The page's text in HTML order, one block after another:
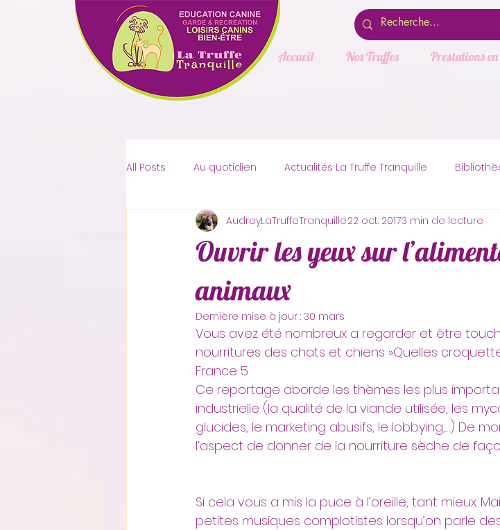
Accueil Nos Truffes Prestations
All Posts Au quotidien Actualités La Truffe Tranquille
Espace Client Le blog tranquille Parole de ouaf Loisirs
Bricolage et DIY
Ouvrir les yeux sur
animaux
AudreyLaTruffeTranquille22 oct. 20173 min de lecture
Dernière mise à jour : 30 mars
Vous avez été nombreux a regarder et être
nourritures des chats et chiens »Quelles
France 5
Ce reportage aborde les thèmes les plus
industrielle (la qualité de la viande utilisée, les
glucides, le marketing abusifs, le lobbying,…) De
l’aspect de donner de la nourriture sèche de
Si cela vous a mis la puce à l’oreille, tant mieux.
petites musiques complotistes lorsqu’on parle